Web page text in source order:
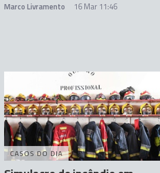
Marco Livramento 16 Mar 11:46
CASOS DO DIA